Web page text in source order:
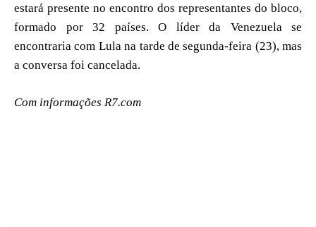
estará presente no encontro dos representantes do bloco,
formado por 32 países. O líder da Venezuela se
encontraria com Lula na tarde de segunda-feira (23), mas
a conversa foi cancelada.
Com informações R7.com